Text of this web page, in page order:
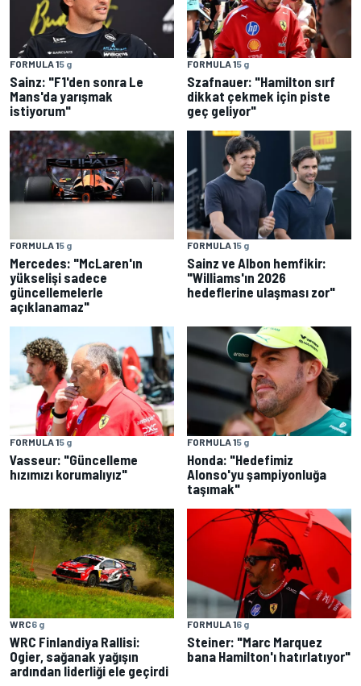
FORMULA 15 g
Sainz: "F1'den sonra Le
Mans'da yarışmak
istiyorum"
FORMULA 15 g
Szafnauer: "Hamilton sırf
dikkat çekmek için piste
geç geliyor"
FORMULA 15 g
Mercedes: "McLaren'ın
yükselişi sadece
güncellemelerle
açıklanamaz"
FORMULA 15 g
Sainz ve Albon hemfikir:
"Williams'ın 2026
hedeflerine ulaşması zor"
FORMULA 15 g
Vasseur: "Güncelleme
hızımızı korumalıyız"
FORMULA 15 g
Honda: "Hedefimiz
Alonso'yu şampiyonluğa
taşımak"
WRC6 g
WRC Finlandiya Rallisi:
Ogier, sağanak yağışın
ardından liderliği ele geçirdi
FORMULA 16 g
Steiner: "Marc Marquez
bana Hamilton'ı hatırlatıyor"